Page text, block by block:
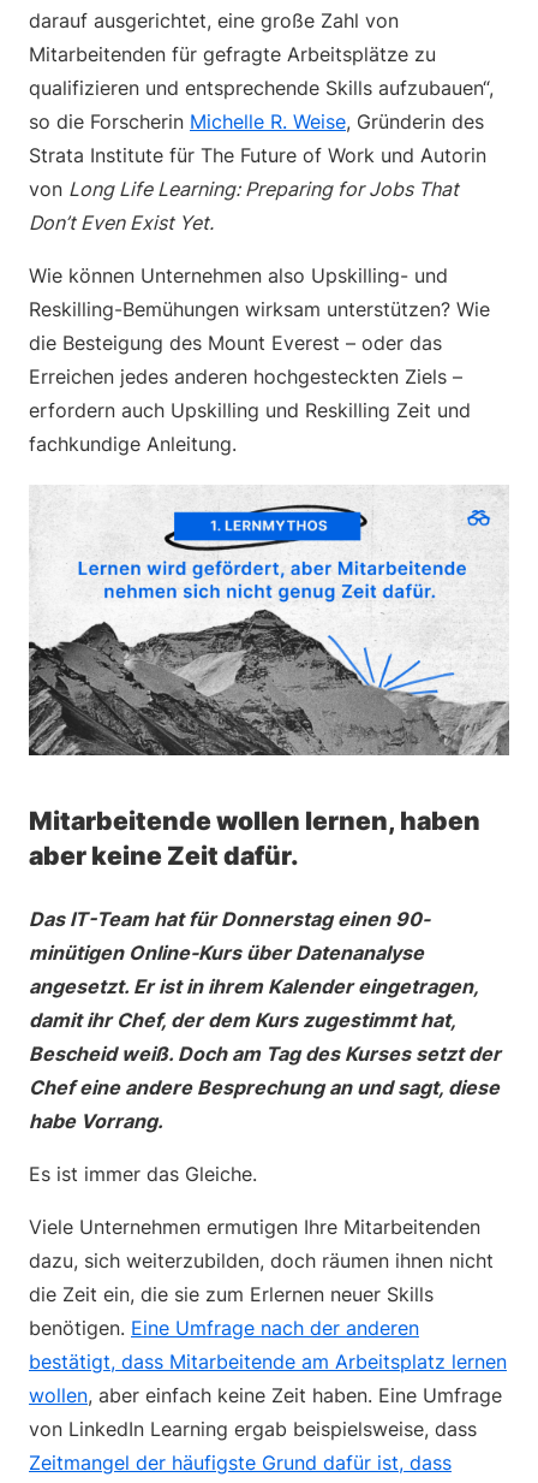
darauf ausgerichtet, eine große Zahl von
Mitarbeitenden für gefragte Arbeitsplätze zu
qualifizieren und entsprechende Skills aufzubauen“,
so die Forscherin Michelle R. Weise, Gründerin des
Strata Institute für The Future of Work und Autorin
von Long Life Learning: Preparing for Jobs That
Don’t Even Exist Yet.
Wie können Unternehmen also Upskilling- und
Reskilling-Bemühungen wirksam unterstützen? Wie
die Besteigung des Mount Everest – oder das
Erreichen jedes anderen hochgesteckten Ziels –
erfordern auch Upskilling und Reskilling Zeit und
fachkundige Anleitung.
Mitarbeitende wollen lernen, haben
aber keine Zeit dafür.
Das IT-Team hat für Donnerstag einen 90-
minütigen Online-Kurs über Datenanalyse
angesetzt. Er ist in ihrem Kalender eingetragen,
damit ihr Chef, der dem Kurs zugestimmt hat,
Bescheid weiß. Doch am Tag des Kurses setzt der
Chef eine andere Besprechung an und sagt, diese
habe Vorrang.
Es ist immer das Gleiche.
Viele Unternehmen ermutigen Ihre Mitarbeitenden
dazu, sich weiterzubilden, doch räumen ihnen nicht
die Zeit ein, die sie zum Erlernen neuer Skills
benötigen. Eine Umfrage nach der anderen
bestätigt, dass Mitarbeitende am Arbeitsplatz lernen
wollen, aber einfach keine Zeit haben. Eine Umfrage
von LinkedIn Learning ergab beispielsweise, dass
Zeitmangel der häufigste Grund dafür ist, dass